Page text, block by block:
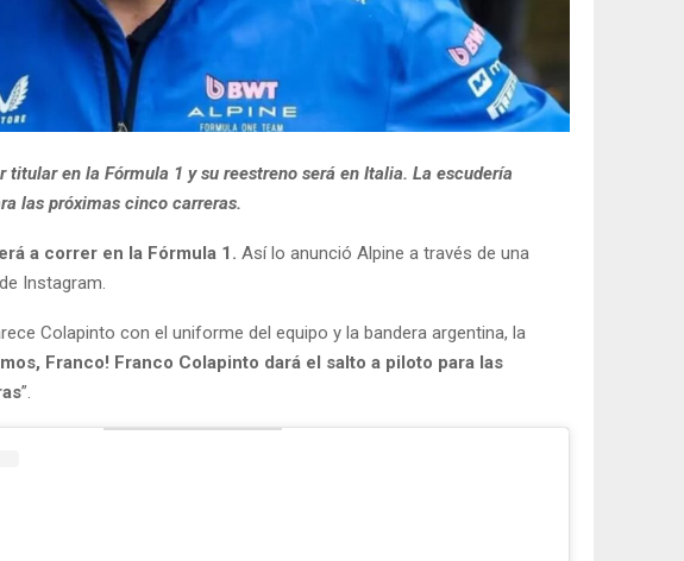
titular en la Fórmula 1 y su reestreno será en Italia. La escudería
las próximas cinco carreras.
a correr en la Fórmula 1. Así lo anunció Alpine a través de una
Instagram.
Colapinto con el uniforme del equipo y la bandera argentina, la
Franco! Franco Colapinto dará el salto a piloto para las
”.